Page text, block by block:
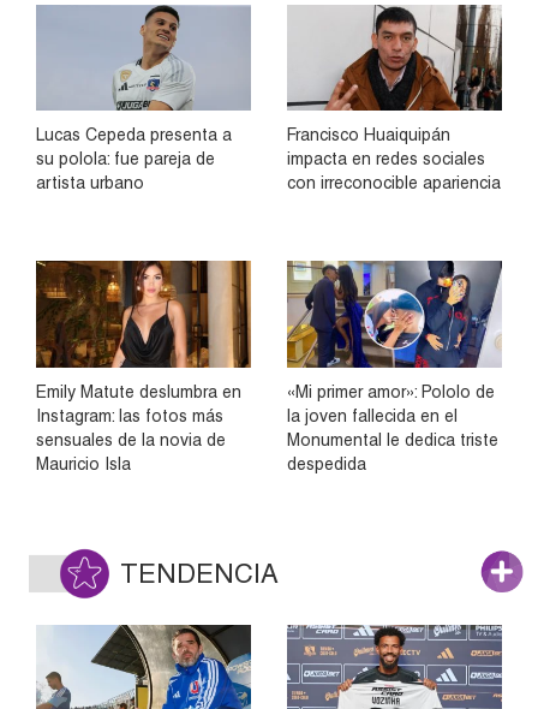
Lucas Cepeda presenta a
su polola: fue pareja de
artista urbano
Francisco Huaiquipán
impacta en redes sociales
con irreconocible apariencia
Emily Matute deslumbra en
Instagram: las fotos más
sensuales de la novia de
Mauricio Isla
«Mi primer amor»: Pololo de
la joven fallecida en el
Monumental le dedica triste
despedida
TENDENCIA